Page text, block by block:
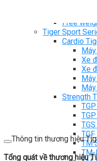
Free
Tiger Sport
Cardio
Xe
Xe
Strength
TM
TM-
Thông tin thương hiệu
Tổng quát về thương hiệu